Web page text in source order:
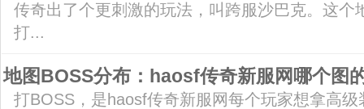
传奇出了个更刺激的玩法，叫跨服沙巴克。这个
打...
地图BOSS分布：haosf传奇新服网哪个图
打BOSS，是haosf传奇新服网每个玩家想拿高